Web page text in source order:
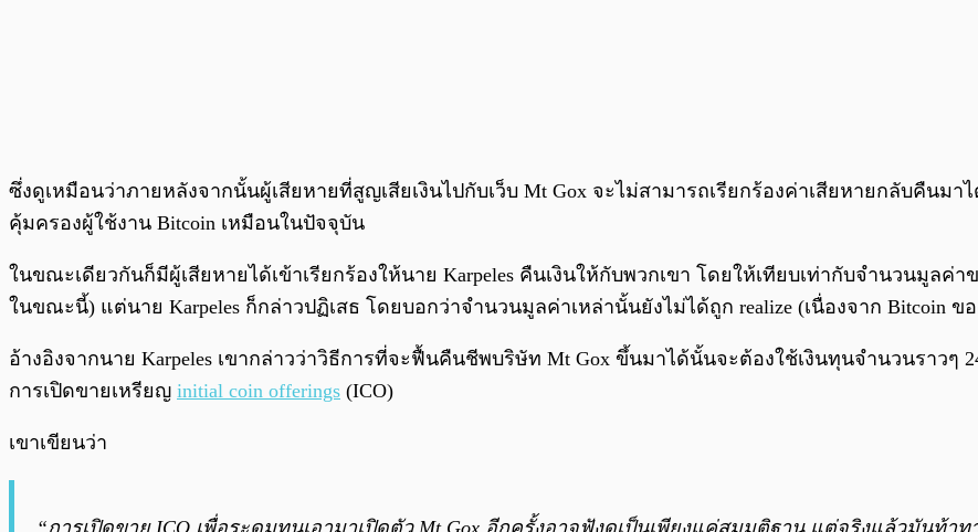
ซึ่งดูเหมือนว่าภายหลังจากนั้นผู้เสียหายที่สูญเสียเงินไปกับเว็บ Mt Gox จะไม่สามารถเรียกร้องค่าเสียหายกลับคืน
คุ้มครองผู้ใช้งาน Bitcoin เหมือนในปัจจุบัน
ในขณะเดียวกันก็มีผู้เสียหายได้เข้าเรียกร้องให้นาย Karpeles คืนเงินให้กับพวกเขา โดยให้เทียบเท่ากับจำนวนมูล
ในขณะนี้) แต่นาย Karpeles ก็กล่าวปฏิเสธ โดยบอกว่าจำนวนมูลค่าเหล่านั้นยังไม่ได้ถูก realize (เนื่องจาก Bitcoin ข
อ้างอิงจากนาย Karpeles เขากล่าวว่าวิธีการที่จะฟื้นคืนชีพบริษัท Mt Gox ขึ้นมาได้นั้นจะต้องใช้เงินทุนจำนวนราวๆ
การเปิดขายเหรียญ initial coin offerings (ICO)
เขาเขียนว่า